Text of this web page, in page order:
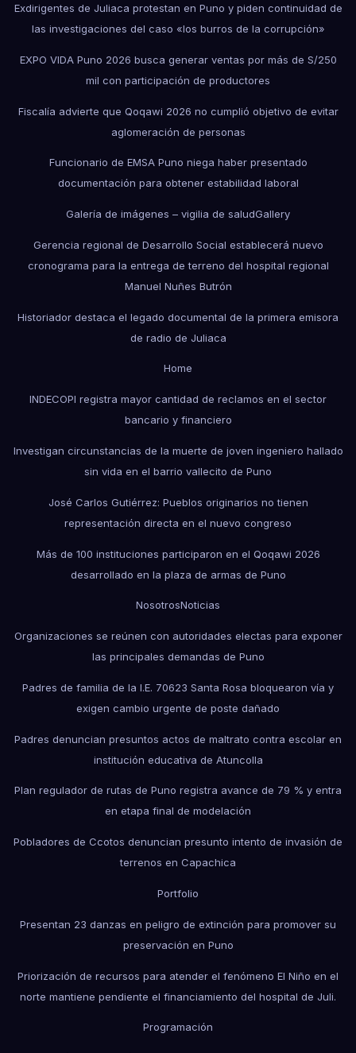
Exdirigentes de Juliaca protestan en Puno y piden continuidad de
las investigaciones del caso «los burros de la corrupción»
EXPO VIDA Puno 2026 busca generar ventas por más de S/250
mil con participación de productores
Fiscalía advierte que Qoqawi 2026 no cumplió objetivo de evitar
aglomeración de personas
Funcionario de EMSA Puno niega haber presentado
documentación para obtener estabilidad laboral
Galería de imágenes – vigilia de saludGallery
Gerencia regional de Desarrollo Social establecerá nuevo
cronograma para la entrega de terreno del hospital regional
Manuel Nuñes Butrón
Historiador destaca el legado documental de la primera emisora
de radio de Juliaca
Home
INDECOPI registra mayor cantidad de reclamos en el sector
bancario y financiero
Investigan circunstancias de la muerte de joven ingeniero hallado
sin vida en el barrio vallecito de Puno
José Carlos Gutiérrez: Pueblos originarios no tienen
representación directa en el nuevo congreso
Más de 100 instituciones participaron en el Qoqawi 2026
desarrollado en la plaza de armas de Puno
NosotrosNoticias
Organizaciones se reúnen con autoridades electas para exponer
las principales demandas de Puno
Padres de familia de la I.E. 70623 Santa Rosa bloquearon vía y
exigen cambio urgente de poste dañado
Padres denuncian presuntos actos de maltrato contra escolar en
institución educativa de Atuncolla
Plan regulador de rutas de Puno registra avance de 79 % y entra
en etapa final de modelación
Pobladores de Ccotos denuncian presunto intento de invasión de
terrenos en Capachica
Portfolio
Presentan 23 danzas en peligro de extinción para promover su
preservación en Puno
Priorización de recursos para atender el fenómeno El Niño en el
norte mantiene pendiente el financiamiento del hospital de Juli.
Programación